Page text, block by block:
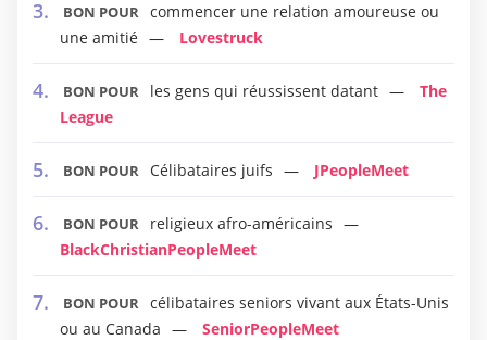
BON POUR commencer une relation amoureuse ou
une amitié
Lovestruck
BON POUR les gens qui réussissent datant
The
League
BON POUR Célibataires juifs JPeopleMeet
BON POUR
religieux afro-américains
BlackChristianPeopleMeet
BON POUR célibataires seniors vivant aux États-Unis
ou au Canada
SeniorPeopleMeet